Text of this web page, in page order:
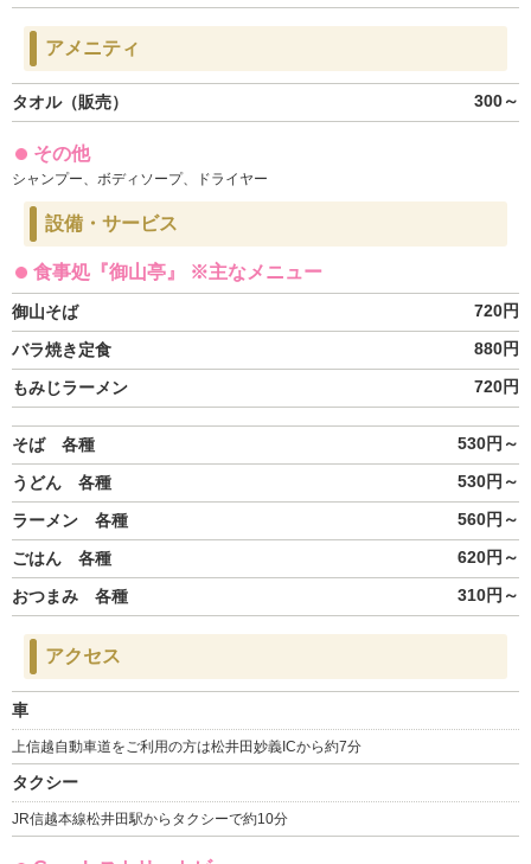
アメニティ
タオル（販売） 300～
その他
シャンプー、ボディソープ、ドライヤー
設備・サービス
食事処『御山亭』 ※主なメニュー
御山そば 720円
バラ焼き定食 880円
もみじラーメン 720円
そば 各種 530円～
うどん 各種 530円～
ラーメン 各種 560円～
ごはん 各種 620円～
おつまみ 各種 310円～
アクセス
車
上信越自動車道をご利用の方は松井田妙義ICから約7分
タクシー
JR信越本線松井田駅からタクシーで約10分